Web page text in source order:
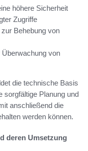
höhere Sicherheit
Zugriffe
Behebung von
von
die technische Basis
sorgfältige Planung und
anschließend die
werden können.
deren Umsetzung